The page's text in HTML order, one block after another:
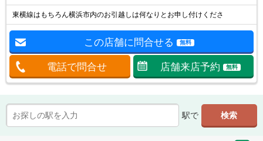
東横線はもちろん横浜市内のお引越しは何なりとお申し付けくださ
この店舗に問合せる 無料
電話で問合せ 店舗来店予約 無料
駅で